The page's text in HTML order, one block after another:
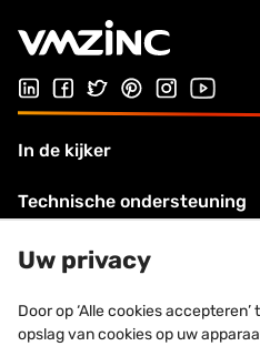
Volg ons op LinkedIn
Volg ons op Facebook
Volg ons op Twitter
Volg ons op
Volg ons op
Bezoek
In de kijker
Technische ondersteuning
Over VZMINC
Legale informatie
Uw privacy
Door op ‘Alle cookies
opslag van cookies op uw